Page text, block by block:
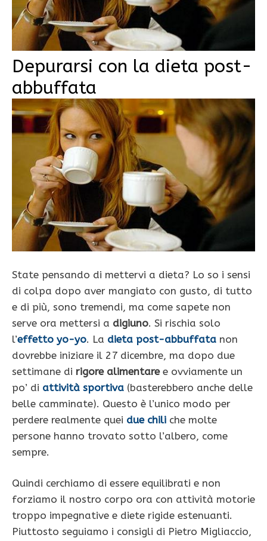
Depurarsi con la dieta post-
abbuffata
State pensando di mettervi a dieta? Lo so i sensi
di colpa dopo aver mangiato con gusto, di tutto
e di più, sono tremendi, ma come sapete non
serve ora mettersi a digiuno. Si rischia solo
l’effetto yo-yo. La dieta post-abbuffata non
dovrebbe iniziare il 27 dicembre, ma dopo due
settimane di rigore alimentare e ovviamente un
po’ di attività sportiva (basterebbero anche delle
belle camminate). Questo è l’unico modo per
perdere realmente quei due chili che molte
persone hanno trovato sotto l’albero, come
sempre.
Quindi cerchiamo di essere equilibrati e non
forziamo il nostro corpo ora con attività motorie
troppo impegnative e diete rigide estenuanti.
Piuttosto seguiamo i consigli di Pietro Migliaccio,